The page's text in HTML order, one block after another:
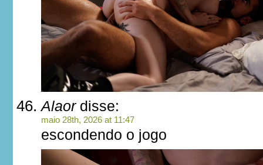
Alaordisse:
maio 28th, 2026 at 11:47
escondendo o jogo